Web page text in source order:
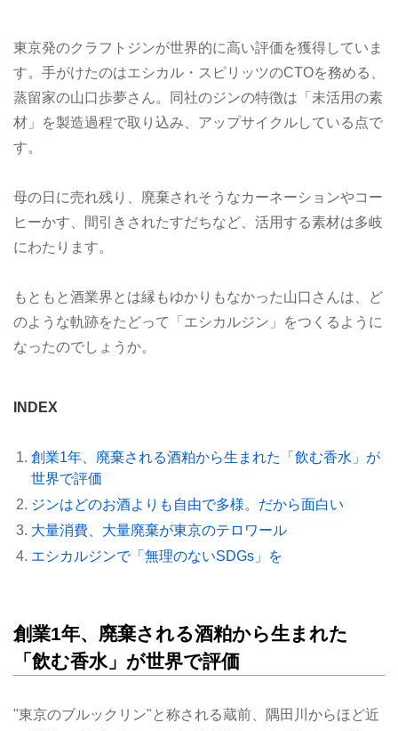
東京発のクラフトジンが世界的に高い評価を獲得していま
す。手がけたのはエシカル・スピリッツのCTOを務める、
蒸留家の山口歩夢さん。同社のジンの特徴は「未活用の素
材」を製造過程で取り込み、アップサイクルしている点で
す。
母の日に売れ残り、廃棄されそうなカーネーションやコー
ヒーかす、間引きされたすだちなど、活用する素材は多岐
にわたります。
もともと酒業界とは縁もゆかりもなかった山口さんは、ど
のような軌跡をたどって「エシカルジン」をつくるように
なったのでしょうか。
INDEX
創業1年、廃棄される酒粕から生まれた「飲む香水」が
世界で評価
ジンはどのお酒よりも自由で多様。だから面白い
大量消費、大量廃棄が東京のテロワール
エシカルジンで「無理のないSDGs」を
創業1年、廃棄される酒粕から生まれた
「飲む香水」が世界で評価
"東京のブルックリン"と称される蔵前、隅田川からほど近